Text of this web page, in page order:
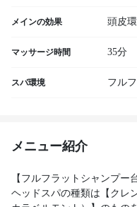
メインの効果 頭皮
マッサージ時間 35分
スパ環境 フル
メニュー紹介
【フルフラットシャンプー
ヘッドスパの種類は【クレ